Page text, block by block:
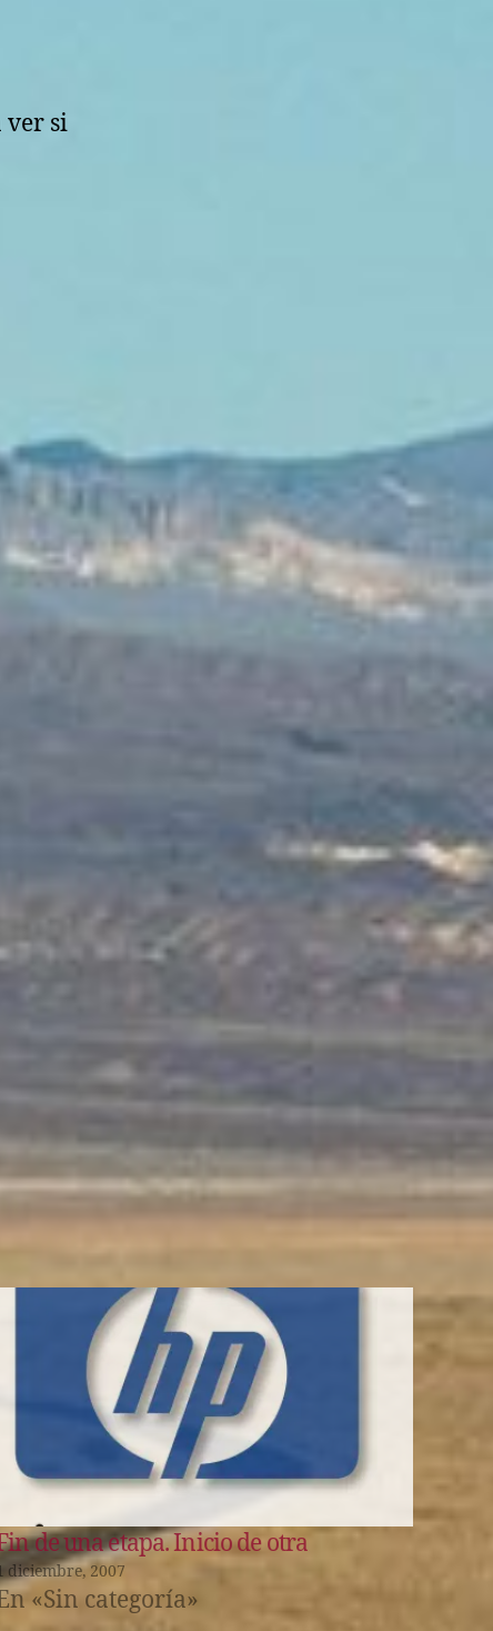
ver si
de una etapa. Inicio de otra
diciembre, 2007
«Sin categoría»